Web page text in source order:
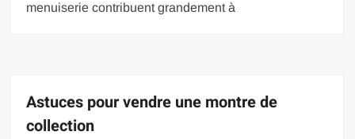
menuiserie contribuent grandement à
Astuces pour vendre une montre de
collection